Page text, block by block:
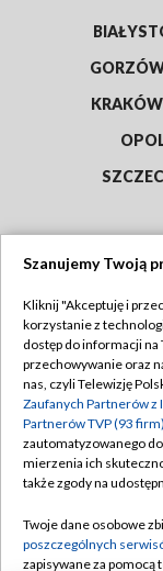
KRAKÓW
Abonament TVP
Emisja w TVP
Centrum
Naziemna
Rada
Szanujemy Twoją
Kliknij "Akceptuję i
korzystanie z
dostęp do informacji
przechowywanie oraz
nas, czyli Telewizję
Zaufanych Partnerów z
Partnerów TVP (93 firm)
zautomatyzowanego
mierzenia ich
także zgody na
Twoje dane osobowe
poszczególnych
zapisywane za pomocą